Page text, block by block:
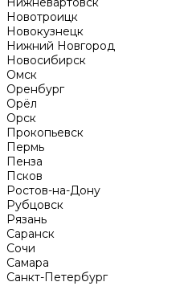
Новотроицк
Новокузнецк
Нижний Новгород
Новосибирск
Омск
Оренбург
Орёл
Орск
Прокопьевск
Пермь
Пенза
Псков
Ростов-на-Дону
Рубцовск
Рязань
Саранск
Сочи
Самара
Санкт-Петербург